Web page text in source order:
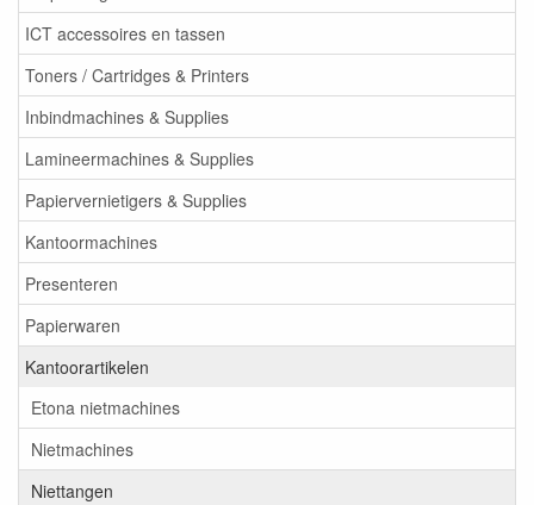
ICT accessoires en tassen
Toners / Cartridges & Printers
Inbindmachines & Supplies
Lamineermachines & Supplies
Papiervernietigers & Supplies
Kantoormachines
Presenteren
Papierwaren
Kantoorartikelen
Etona nietmachines
Nietmachines
Niettangen